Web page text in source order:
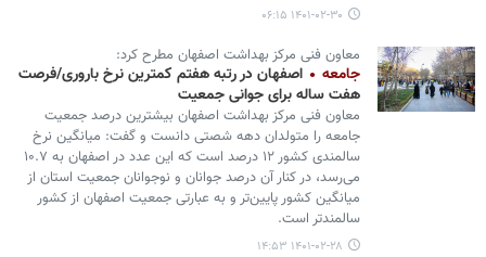
۱۴۰۱-۰۲-۳۰ ۰۶:۱۵
معاون فنی مرکز بهداشت اصفهان مطرح کرد:
جامعه
اصفهان در رتبه هفتم کمترین نرخ باروری/فرصت
هفت ساله برای جوانی جمعیت
معاون فنی مرکز بهداشت اصفهان بیشترین درصد جمعیت
جامعه را متولدان دهه شصتی دانست و گفت: میانگین نرخ
سالمندی کشور ۱۲ درصد است که این عدد در اصفهان به ۱۰.۷
می‌رسد، در کنار آن درصد جوانان و نوجوانان جمعیت استان از
میانگین کشور پایین‌تر و به عبارتی جمعیت اصفهان از کشور
سالمندتر است.
۱۴۰۱-۰۲-۲۸ ۱۴:۵۳